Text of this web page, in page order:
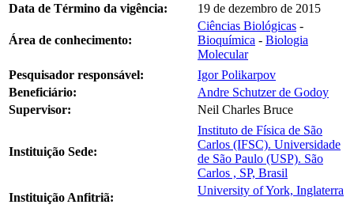
Data de Término da vigência:
19 de dezembro de 2015
Área de conhecimento:
Ciências Biológicas -
Bioquímica - Biologia
Molecular
Pesquisador responsável:
Igor Polikarpov
Beneficiário:
Andre Schutzer de Godoy
Supervisor:
Neil Charles Bruce
Instituição Sede:
Instituto de Física de São
Carlos (IFSC). Universidade
de São Paulo (USP). São
Carlos , SP, Brasil
Instituição Anfitriã:
University of York, Inglaterra